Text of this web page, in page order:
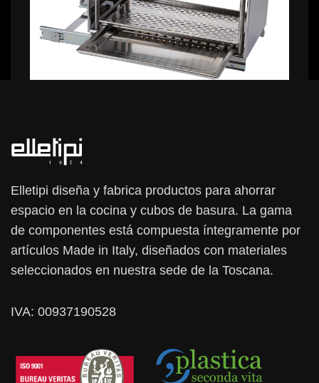
Elletipi diseña y fabrica productos para ahorrar
espacio en la cocina y cubos de basura. La gama
de componentes está compuesta íntegramente por
artículos Made in Italy, diseñados con materiales
seleccionados en nuestra sede de la Toscana.
IVA: 00937190528